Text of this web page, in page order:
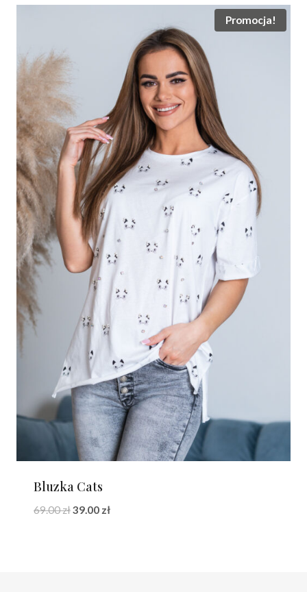
Promocja!
Bluzka Cats
69.00złPierwotna
39.00 złAktualna